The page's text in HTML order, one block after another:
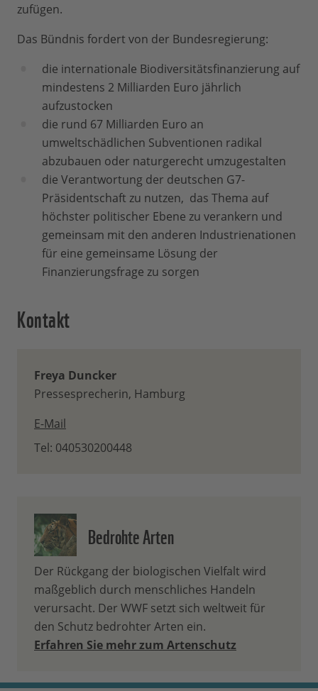
zufügen.
Das Bündnis fordert von der Bundesregierung:
​die internationale Biodiversitätsfinanzierung auf
mindestens 2 Milliarden Euro jährlich
aufzustocken
die rund 67 Milliarden Euro an
umweltschädlichen Subventionen radikal
abzubauen oder naturgerecht umzugestalten
die Verantwortung der deutschen G7-
Präsidentschaft zu nutzen, das Thema auf
höchster politischer Ebene zu verankern und
gemeinsam mit den anderen Industrienationen
für eine gemeinsame Lösung der
Finanzierungsfrage zu sorgen
Kontakt
Freya Duncker
Pressesprecherin, Hamburg
E-Mail
Tel: 040530200448
Bedrohte Arten
Der Rückgang der biologischen Vielfalt wird
maßgeblich durch menschliches Handeln
verursacht. Der WWF setzt sich weltweit für
den Schutz bedrohter Arten ein.
Erfahren Sie mehr zum Artenschutz